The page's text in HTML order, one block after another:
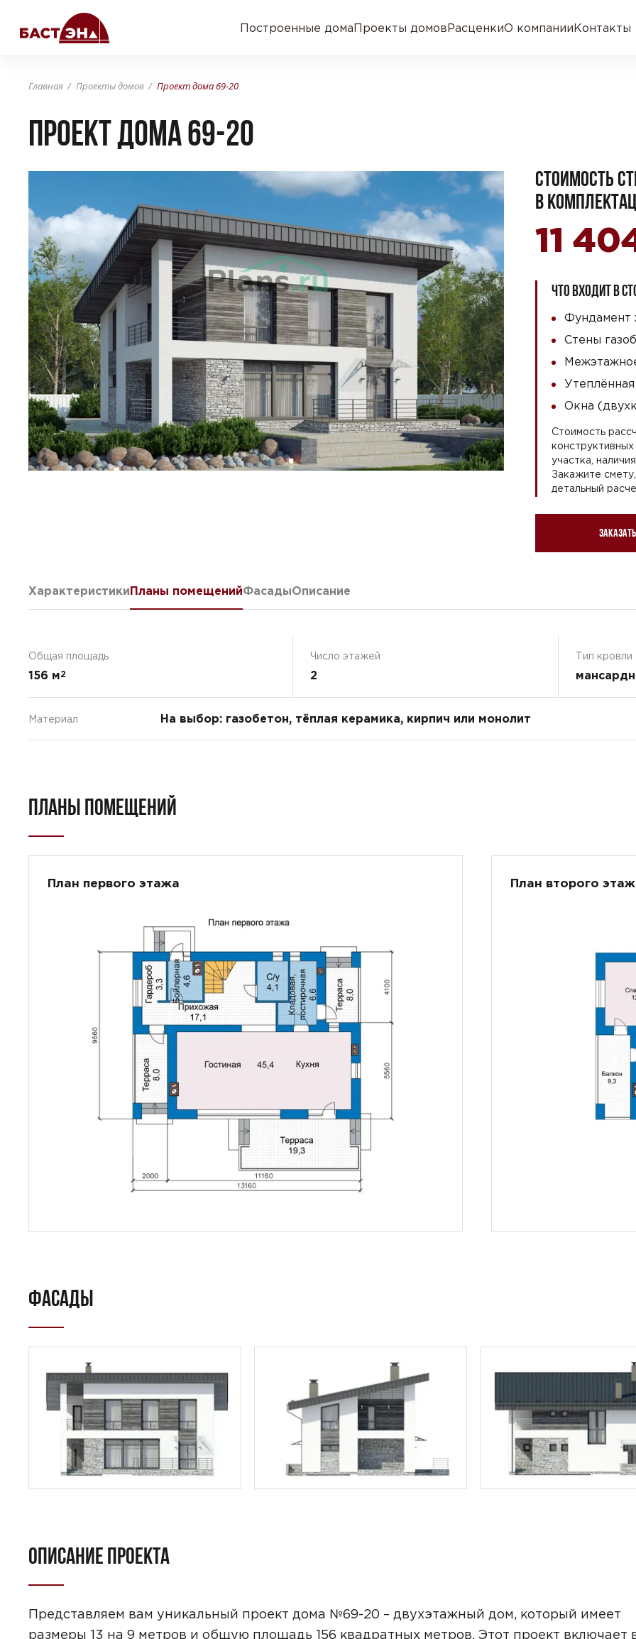
Построенные домаПроекты домовРасценкиО компанииКонтакты
Главная Проекты домов Проект дома 69-20
Проект дома 69-20
СТОИМОСТЬ
В
11
ЧТО ВХОДИТ В
Фундамент
Стены
Окна
Стоимость
участка,
Закажите
детальный
ХарактеристикиПланы помещенийФасадыОписание
Общая площадь
156 м2
Число этажей
2
Тип кровли
Материал На выбор: газобетон, тёплая керамика, кирпич или монолит
ПЛАНЫ ПОМЕЩЕНИЙ
План первого этажа План второго
ФАСАДЫ
ОПИСАНИЕ ПРОЕКТА
Представляем вам уникальный проект дома №69-20 – двухэтажный дом, который имеет
размеры 13 на 9 метров и общую площадь 156 квадратных метров. Этот проект включает
ПОИСК
УЗНАТЬ ТОЧНУЮ СТОИМОСТЬ СТРОИТЕЛЬСТВА
Telegram MAX